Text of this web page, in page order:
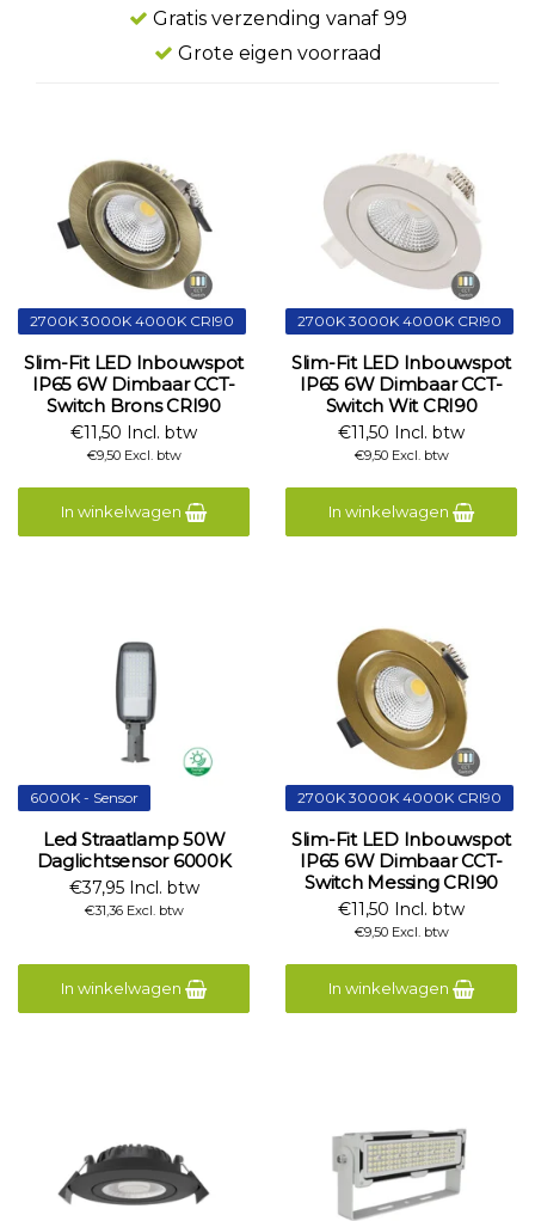
Gratis verzending vanaf 99
Grote eigen voorraad
2700K 3000K 4000K CRI90
Slim-Fit LED Inbouwspot
IP65 6W Dimbaar CCT-
Switch Brons CRI90
€11,50 Incl. btw
€9,50 Excl. btw
In winkelwagen
2700K 3000K 4000K CRI90
Slim-Fit LED Inbouwspot
IP65 6W Dimbaar CCT-
Switch Wit CRI90
€11,50 Incl. btw
€9,50 Excl. btw
In winkelwagen
6000K - Sensor
Led Straatlamp 50W
Daglichtsensor 6000K
€37,95 Incl. btw
€31,36 Excl. btw
In winkelwagen
2700K 3000K 4000K CRI90
Slim-Fit LED Inbouwspot
IP65 6W Dimbaar CCT-
Switch Messing CRI90
€11,50 Incl. btw
€9,50 Excl. btw
In winkelwagen